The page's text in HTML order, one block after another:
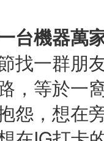
台機器萬
找一群朋
，等於一
怨，想在